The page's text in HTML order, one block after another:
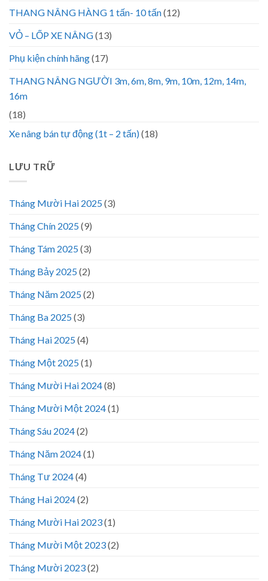
THANG NÂNG HÀNG 1 tấn- 10 tấn(12)
VỎ – LỐP XE NÂNG(13)
Phụ kiện chính hãng(17)
THANG NÂNG NGƯỜI 3m, 6m, 8m, 9m, 10m, 12m, 14m,
16m
(18)
Xe nâng bán tự động (1t – 2 tấn)(18)
LƯU TRỮ
Tháng Mười Hai 2025(3)
Tháng Chín 2025(9)
Tháng Tám 2025(3)
Tháng Bảy 2025(2)
Tháng Năm 2025(2)
Tháng Ba 2025(3)
Tháng Hai 2025(4)
Tháng Một 2025(1)
Tháng Mười Hai 2024(8)
Tháng Mười Một 2024(1)
Tháng Sáu 2024(2)
Tháng Năm 2024(1)
Tháng Tư 2024(4)
Tháng Hai 2024(2)
Tháng Mười Hai 2023(1)
Tháng Mười Một 2023(2)
Tháng Mười 2023(2)